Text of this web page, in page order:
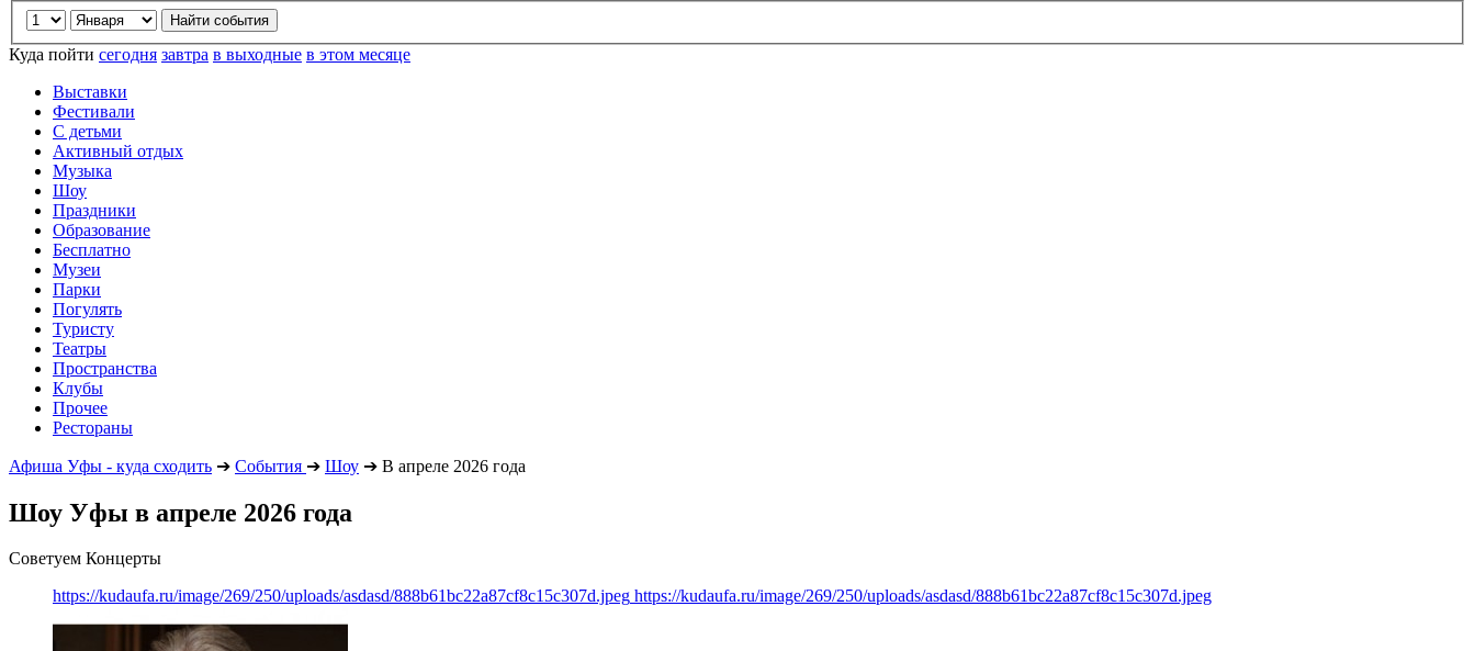
Куда пойти сегодня завтра в выходные в этом месяце
Выставки
Фестивали
С детьми
Активный отдых
Музыка
Шоу
Праздники
Образование
Бесплатно
Музеи
Парки
Погулять
Туристу
Театры
Пространства
Клубы
Прочее
Рестораны
Афиша Уфы - куда сходить ➔ События ➔ Шоу ➔ В апреле 2026 года
Шоу Уфы в апреле 2026 года
Советуем Концерты
https://kudaufa.ru/image/269/250/uploads/asdasd/888b61bc22a87cf8c15c307d.jpeg https://kudaufa.ru/image/269/250/uploads/asdasd/888b61bc22a87cf8c15c307d.jpeg